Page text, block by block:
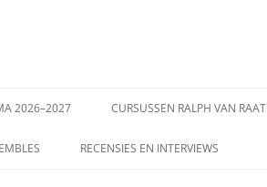
2026–2027 CURSUSSEN RALPH VAN RAAT
RECENSIES EN INTERVIEWS